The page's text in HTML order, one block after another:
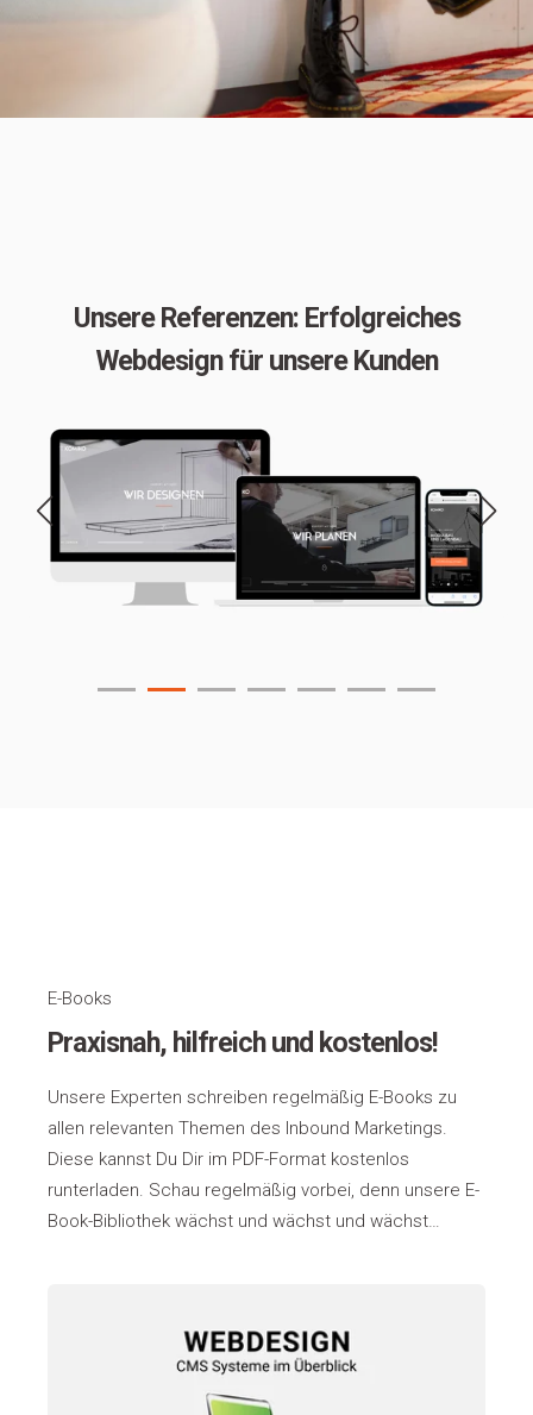
Unsere Referenzen: Erfolgreiches
Webdesign für unsere Kunden
E-Books
Praxisnah, hilfreich und kostenlos!
Unsere Experten schreiben regelmäßig E-Books zu
allen relevanten Themen des Inbound Marketings.
Diese kannst Du Dir im PDF-Format kostenlos
runterladen. Schau regelmäßig vorbei, denn unsere E-
Book-Bibliothek wächst und wächst und wächst…